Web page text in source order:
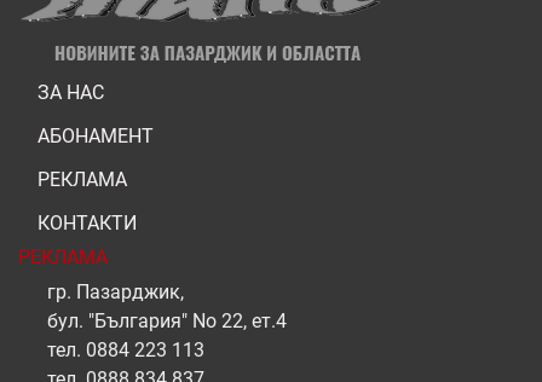
ЗА НАС
АБОНАМЕНТ
РЕКЛАМА
КОНТАКТИ
РЕКЛАМА
гр. Пазарджик,
бул. "България" No 22, ет.4
тел. 0884 223 113